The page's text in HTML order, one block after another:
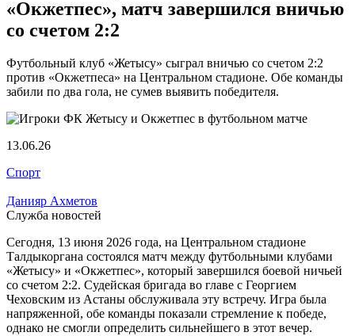
«Окжетпес», матч завершился вничью
со счетом 2:2
Футбольный клуб «Жетысу» сыграл вничью со счетом 2:2
против «Окжетпеса» на Центральном стадионе. Обе команды
забили по два гола, не сумев выявить победителя.
13.06.26
Спорт
Данияр Ахметов
Служба новостей
Сегодня, 13 июня 2026 года, на Центральном стадионе
Талдыкоргана состоялся матч между футбольными клубами
«Жетысу» и «Окжетпес», который завершился боевой ничьей
со счетом 2:2. Судейская бригада во главе с Георгием
Чеховским из Астаны обслуживала эту встречу. Игра была
напряженной, обе команды показали стремление к победе,
однако не смогли определить сильнейшего в этот вечер.